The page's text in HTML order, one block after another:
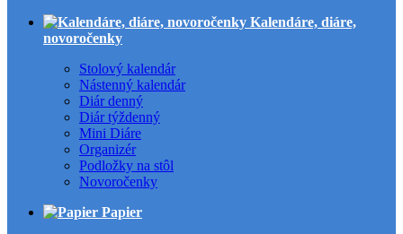
Kalendáre, diáre,
novoročenky
Stolový kalendár
Nástenný kalendár
Diár denný
Diár týždenný
Mini Diáre
Organizér
Podložky na stôl
Novoročenky
Papier